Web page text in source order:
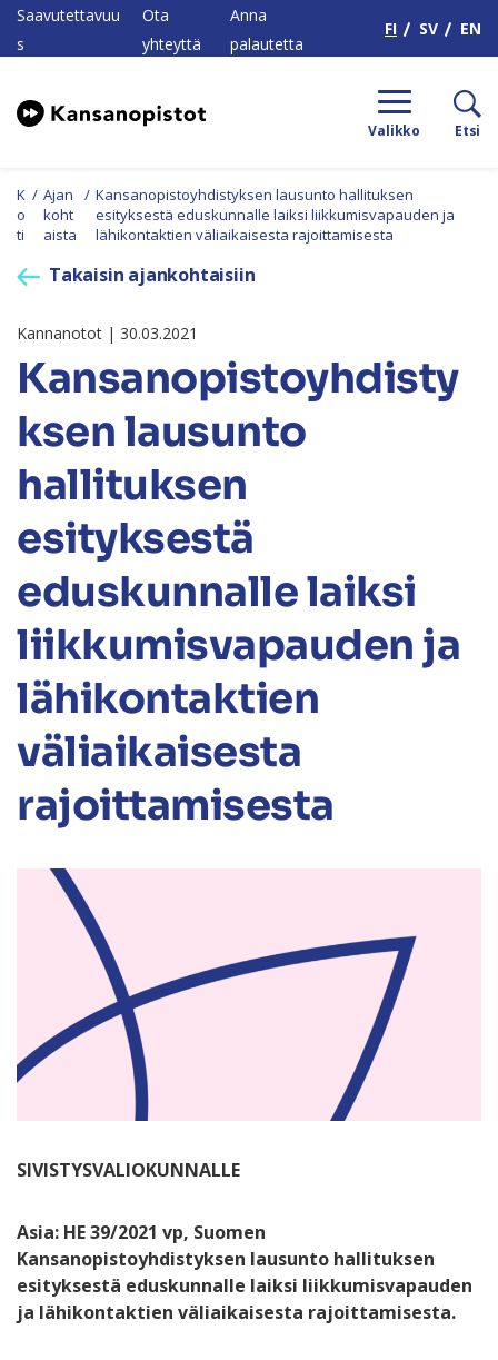
Saavutettavuu
s
Ota
yhteyttä
Anna
palautetta
FI SV EN
Valikko Etsi
K
o
ti
/ Ajan
koht
aista
/ Kansanopistoyhdistyksen lausunto hallituksen
esityksestä eduskunnalle laiksi liikkumisvapauden ja
lähikontaktien väliaikaisesta rajoittamisesta
Takaisin ajankohtaisiin
Kannanotot | 30.03.2021
Kansanopistoyhdisty
ksen lausunto
hallituksen
esityksestä
eduskunnalle laiksi
liikkumisvapauden ja
lähikontaktien
väliaikaisesta
rajoittamisesta
SIVISTYSVALIOKUNNALLE
Asia: HE 39/2021 vp, Suomen
Kansanopistoyhdistyksen lausunto hallituksen
esityksestä eduskunnalle laiksi liikkumisvapauden
ja lähikontaktien väliaikaisesta rajoittamisesta.